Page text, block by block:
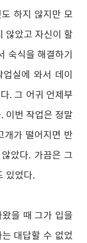
하지 않지만 모
않았고 자신이 할
숙식을 해결하기
실에 와서 데이
. 그 어귀 언제부
이번 작업은 정말
개가 떨어지면 반
았다. 가끔은 그
있었다.
을 때 그가 입을
대답할 수 없었